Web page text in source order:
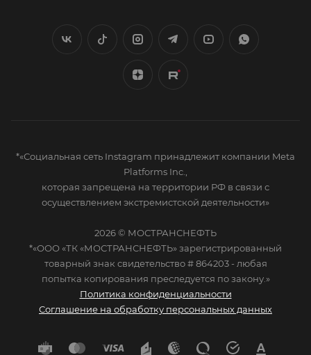
*«Социальная сеть Instagram принадлежит компании Meta
Platforms Inc.,
которая запрещена на территории РФ в связи с
осуществлением экстремистской деятельности»
2026 © МОСТРАНСНЕФТЬ
*«ООО «ТК «МОСТРАНСНЕФТЬ» зарегистрированный
товарный знак свидетельство # 864203 - любая
попытка копирования преследуется по закону.»
Политика конфиденциальности
Соглашение на обработку персональных данных